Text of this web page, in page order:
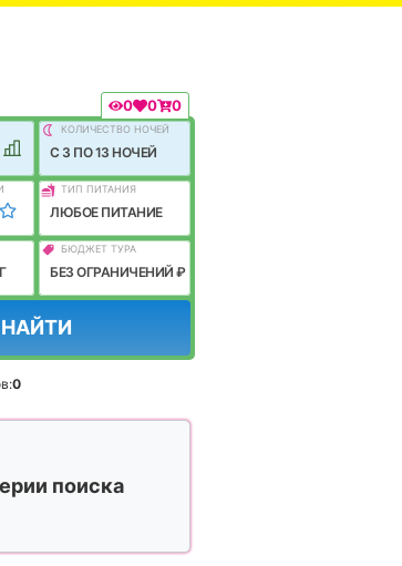
0 0 0
КОЛИЧЕСТВО НОЧЕЙ
C 3 ПО 13 НОЧЕЙ
ТИП ПИТАНИЯ
ЛЮБОЕ ПИТАНИЕ
БЮДЖЕТ ТУРА
БЕЗ ОГРАНИЧЕНИЙ ₽
НАЙТИ
0
поиска